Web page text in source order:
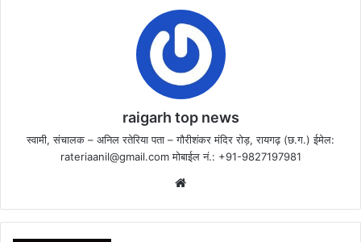
raigarh top news
स्वामी, संचालक – अनिल रतेरिया पता – गौरीशंकर मंदिर रोड़, रायगढ़ (छ.ग.) ईमेल:
rateriaanil@gmail.comमोबाईल नं.: +91-9827197981